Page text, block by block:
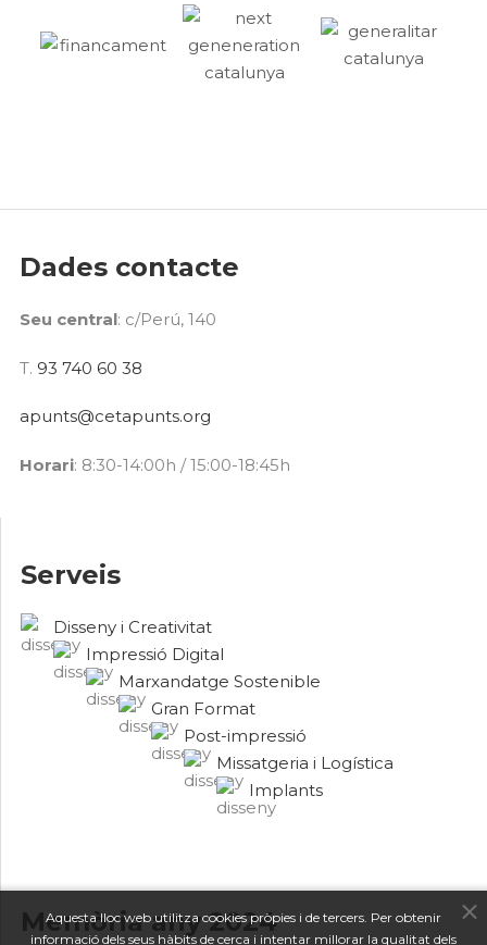
Dades contacte
Seu central: c/Perú, 140
T. 93 740 60 38
apunts@cetapunts.org
Horari: 8:30-14:00h / 15:00-18:45h
Serveis
Disseny i Creativitat
Impressió Digital
Marxandatge Sostenible
Gran Format
Post-impressió
Missatgeria i Logística
Implants
Memòria any 2024
Aquesta lloc web utilitza cookies pròpies i de tercers. Per obtenir
informació dels seus hàbits de cerca i intentar millorar la qualitat dels